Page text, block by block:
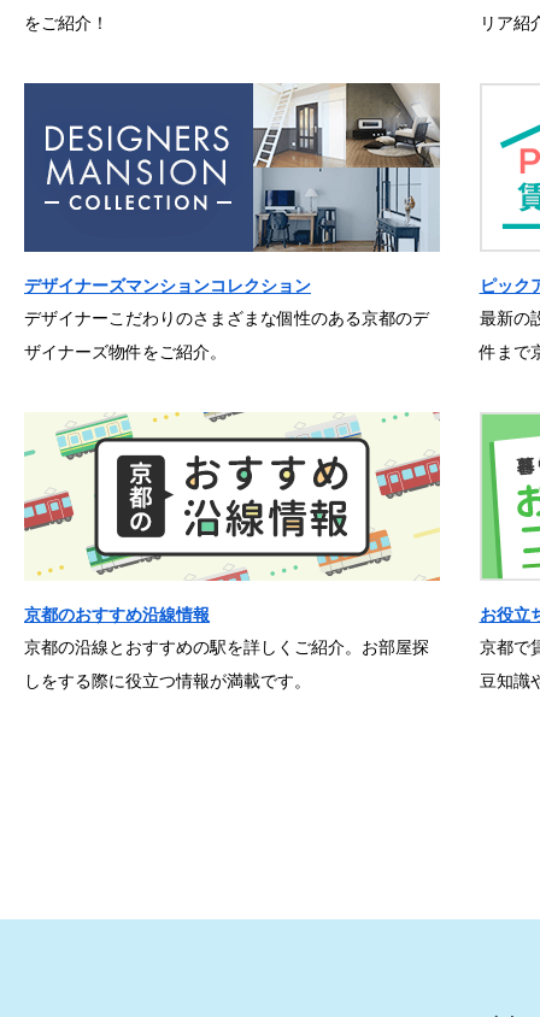
をご紹介！
リア紹
デザイナーズマンションコレクション
デザイナーこだわりのさまざまな個性のある京都のデ
ザイナーズ物件をご紹介。
ピック
最新の
件まで
京都のおすすめ沿線情報
京都の沿線とおすすめの駅を詳しくご紹介。お部屋探
しをする際に役立つ情報が満載です。
お役立
京都で
豆知識